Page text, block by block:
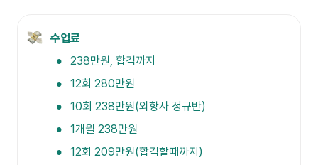
수업료
• 238만원, 합격까지
• 12회 280만원
• 10회 238만원(외항사 정규반)
• 1개월 238만원
• 12회 209만원(합격할때까지)